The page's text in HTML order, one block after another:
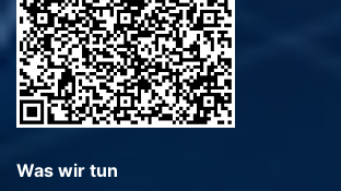
Was wir tun